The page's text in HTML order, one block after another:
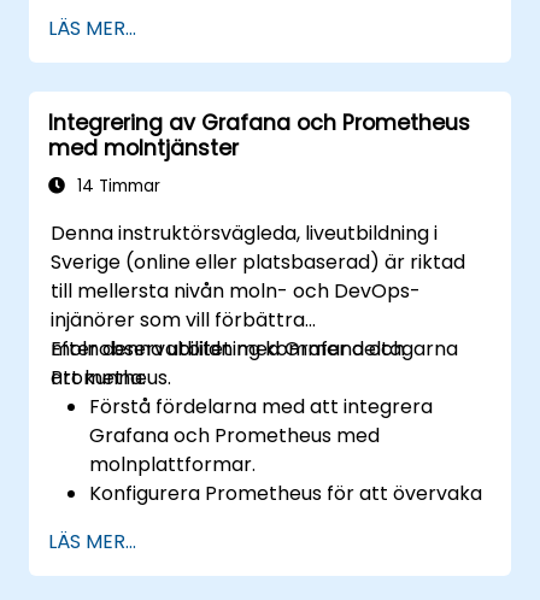
snabbare problemlösning.
Använd Grafana för att visualisera och
hantera varningar effektivt.
LÄS MER...
Integrering av Grafana och Prometheus
med molntjänster
14 Timmar
Denna instruktörsvägleda, liveutbildning i
Sverige (online eller platsbaserad) är riktad
till mellersta nivån moln- och DevOps-
injänörer som vill förbättra
molnobservabilitet med Grafana och
Prometheus.
Efter denna utbildning kommer deltagarna
att kunna:
Förstå fördelarna med att integrera
Grafana och Prometheus med
molnplattformar.
Konfigurera Prometheus för att övervaka
Anpassa Grafana för att visualisera
molntjänstmetriker.
LÄS MER...